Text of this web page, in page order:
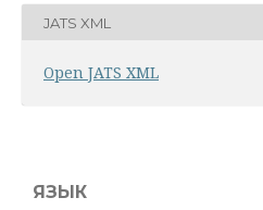
JATS XML
Open JATS XML
ЯЗЫК